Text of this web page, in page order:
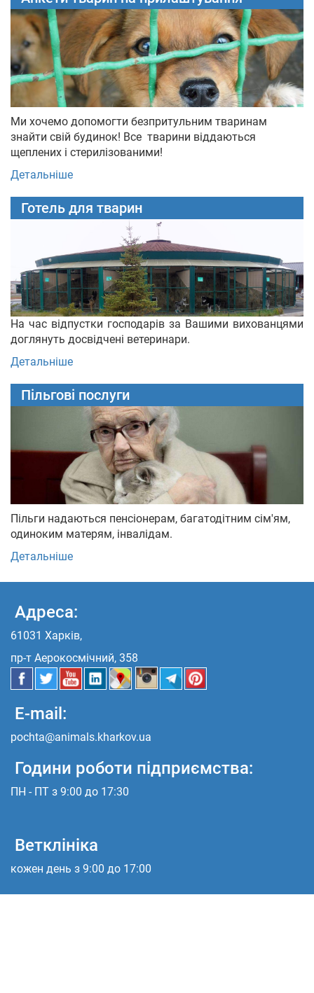
Ми хочемо допомогти безпритульним тваринам
знайти свій будинок! Все тварини віддаються
щеплених і стерилізованими!
Детальніше
Готель для тварин
На час відпустки господарів за Вашими вихованцями
доглянуть досвідчені ветеринари.
Детальніше
Пільгові послуги
Пільги надаються пенсіонерам, багатодітним сім'ям,
одиноким матерям, інвалідам.
Детальніше
Адреса:
61031 Харків,
пр-т Аерокосмічний, 358
E-mail:
pochta@animals.kharkov.ua
Години роботи підприємства:
ПН - ПТ з 9:00 до 17:30
Ветклініка
кожен день з 9:00 до 17:00